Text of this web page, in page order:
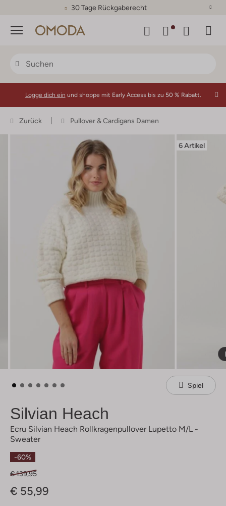
30 Tage Rückgaberecht
Menü
Logge dich ein und shoppe mit Early Access bis zu 50 % Rabatt.
Zurück Pullover & Cardigans Damen
6 Artikel
Spiel
Silvian Heach
Ecru Silvian Heach Rollkragenpullover Lupetto M/l -
Sweater
-60%
€ 139,95
€ 55,99